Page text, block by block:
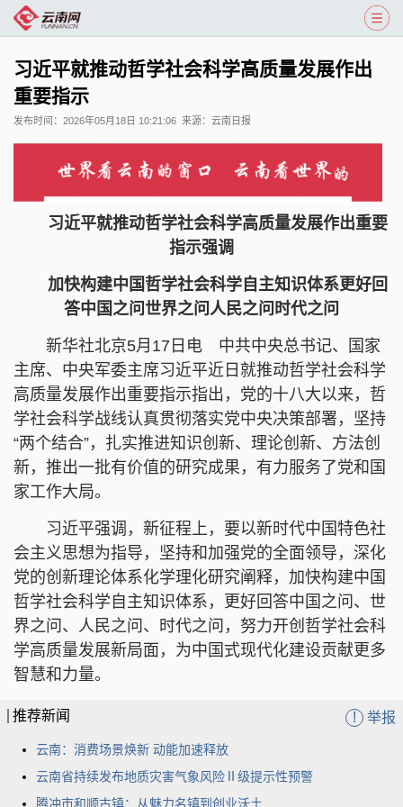
习近平就推动哲学社会科学高质量发展作出
重要指示
发布时间： 2026年05月18日 10:21:06 来源： 云南日报
习近平就推动哲学社会科学高质量发展作出重要
指示强调
加快构建中国哲学社会科学自主知识体系更好回
答中国之问世界之问人民之问时代之问
新华社北京5月17日电 中共中央总书记、国家
主席、中央军委主席习近平近日就推动哲学社会科学
高质量发展作出重要指示指出，党的十八大以来，哲
学社会科学战线认真贯彻落实党中央决策部署，坚持
“两个结合”，扎实推进知识创新、理论创新、方法创
新，推出一批有价值的研究成果，有力服务了党和国
家工作大局。
习近平强调，新征程上，要以新时代中国特色社
会主义思想为指导，坚持和加强党的全面领导，深化
党的创新理论体系化学理化研究阐释，加快构建中国
哲学社会科学自主知识体系，更好回答中国之问、世
界之问、人民之问、时代之问，努力开创哲学社会科
学高质量发展新局面，为中国式现代化建设贡献更多
智慧和力量。
推荐新闻 ! 举报
云南：消费场景焕新 动能加速释放
云南省持续发布地质灾害气象风险Ⅱ级提示性预警
腾冲市和顺古镇：从魅力名镇到创业沃土